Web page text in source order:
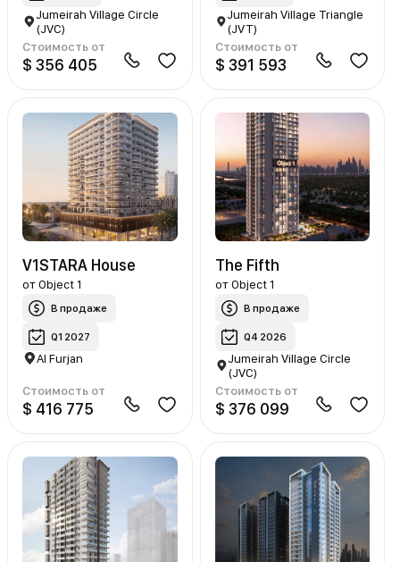
Jumeirah Village Circle
(JVC)
Стоимость от
$ 356 405
Jumeirah Village Triangle
(JVT)
Стоимость от
$ 391 593
V1STARA House
отObject 1
В продаже
Q1 2027
Al Furjan
Стоимость от
$ 416 775
The Fifth
от Object 1
В продаже
Q4 2026
Jumeirah Village Circle
(JVC)
Стоимость от
$ 376 099